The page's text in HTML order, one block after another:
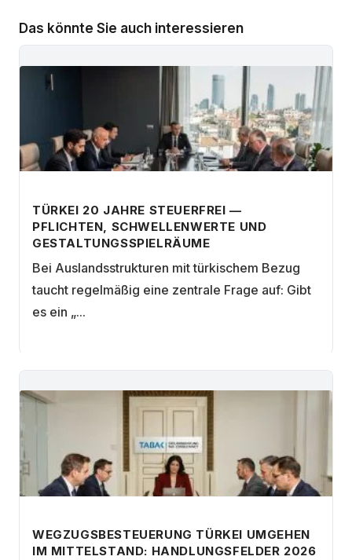
Das könnte Sie auch interessieren
TÜRKEI 20 JAHRE STEUERFREI —
PFLICHTEN, SCHWELLENWERTE UND
GESTALTUNGSSPIELRÄUME
Bei Auslandsstrukturen mit türkischem Bezug
taucht regelmäßig eine zentrale Frage auf: Gibt
es ein „...
WEGZUGSBESTEUERUNG TÜRKEI UMGEHEN
IM MITTELSTAND: HANDLUNGSFELDER 2026